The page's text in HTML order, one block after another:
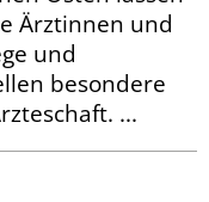
Ärztinnen und
und
besondere
...